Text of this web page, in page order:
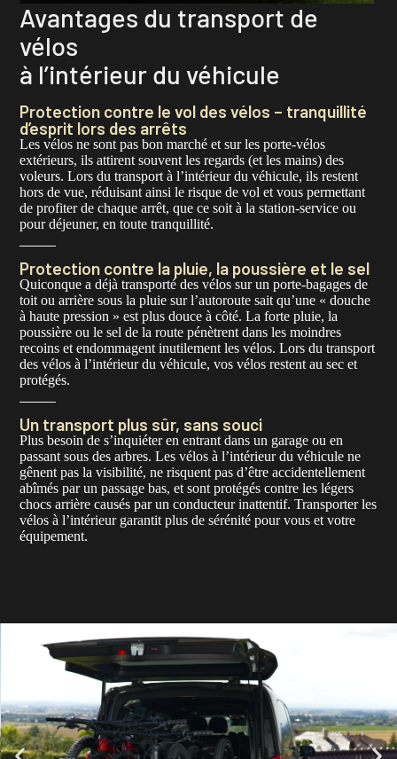
Avantages du transport de
vélos
à l’intérieur du véhicule
Protection contre le vol des vélos – tranquillité
d’esprit lors des arrêts
Les vélos ne sont pas bon marché et sur les porte-vélos
extérieurs, ils attirent souvent les regards (et les mains) des
voleurs. Lors du transport à l’intérieur du véhicule, ils restent
hors de vue, réduisant ainsi le risque de vol et vous permettant
de profiter de chaque arrêt, que ce soit à la station-service ou
pour déjeuner, en toute tranquillité.
Protection contre la pluie, la poussière et le sel
Quiconque a déjà transporté des vélos sur un porte-bagages de
toit ou arrière sous la pluie sur l’autoroute sait qu’une « douche
à haute pression » est plus douce à côté. La forte pluie, la
poussière ou le sel de la route pénètrent dans les moindres
recoins et endommagent inutilement les vélos. Lors du transport
des vélos à l’intérieur du véhicule, vos vélos restent au sec et
protégés.
Un transport plus sûr, sans souci
Plus besoin de s’inquiéter en entrant dans un garage ou en
passant sous des arbres. Les vélos à l’intérieur du véhicule ne
gênent pas la visibilité, ne risquent pas d’être accidentellement
abîmés par un passage bas, et sont protégés contre les légers
chocs arrière causés par un conducteur inattentif. Transporter les
vélos à l’intérieur garantit plus de sérénité pour vous et votre
équipement.